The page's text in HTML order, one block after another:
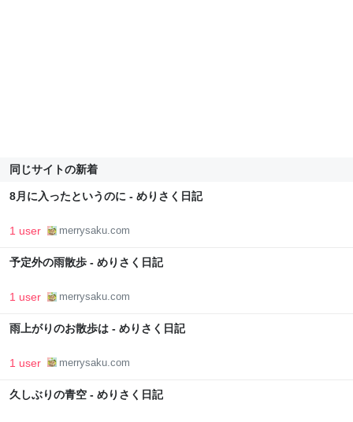
同じサイトの新着
8月に入ったというのに - めりさく日記
1 user merrysaku.com
予定外の雨散歩 - めりさく日記
1 user merrysaku.com
雨上がりのお散歩は - めりさく日記
1 user merrysaku.com
久しぶりの青空 - めりさく日記